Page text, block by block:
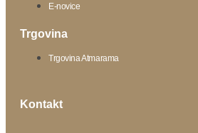
E-novice
Trgovina
Trgovina Atmarama
Kontakt